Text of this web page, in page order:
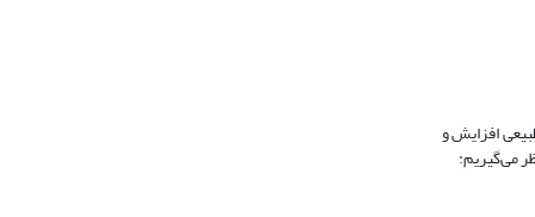
افزایش و
می‌گیریم: